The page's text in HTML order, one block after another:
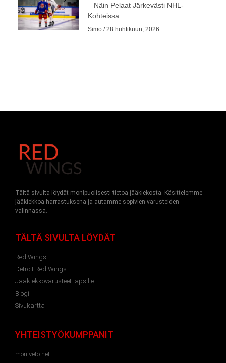
– Näin Pelaat Järkevästi NHL-
Kohteissa
Simo 28 huhtikuun, 2026
Tältä sivulta löydät monipuolisesti tietoa jääkiekosta. Käsittelemme
jääkiekkoa harrastuksena ja autamme sopivien varusteiden
valinnassa.
TÄLTÄ SIVULTA LÖYDÄT
Red Wings
Detroit Red Wings
Jääkiekkovarusteet lapsille
Blogi
Sivukartta
YHTEISTYÖKUMPPANIT
moniveto.net